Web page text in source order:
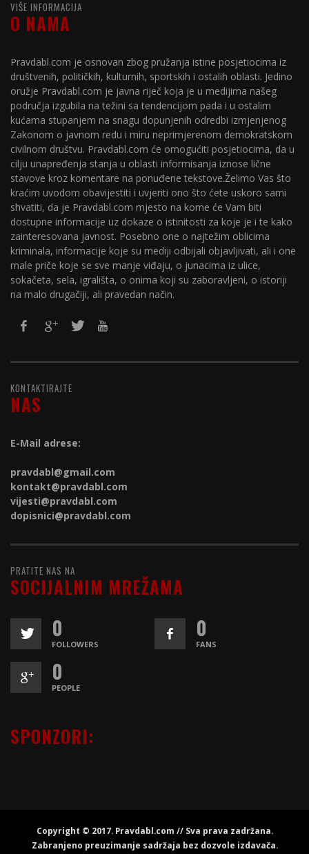
VIŠE INFORMACIJA
O NAMA
Pravdabl.com je osnovan zbog pružanja istine posjetiocima iz
društvenih, političkih, kulturnih, sportskih i ostalih oblasti. Jedino
oružje Pravdabl.com je javna riječ koja je u medijima našeg
područja izgubila na težini sa tendencijom pada i u ostalim
kućama stupanjem na snagu dopunjenih odredbi izmjenjenog
Zakonom o javnom redu i miru neprimjerenom demokratskom
civilnom društvu. Pravdabl.com će omogućiti posjetiocima, da u
cilju unapređenja stanja u oblasti informisanja iznose lične
stavove kroz komentare na ponuđene tekstove.Želimo Vas što
kraćim uvodom obavijestiti i uvjeriti ono što ćete uskoro sami
shvatiti, da je Pravdabl.com mjesto na kome će Vam biti
dostupne informacije uz dokaze o istinitosti za koje je i te kako
zainteresovana javnost. Posebno one o najtežim oblicima
kriminala, informacije koje su mediji odbijali objavljivati, ali i one
male priče koje se sve manje viđaju, o junacima iz ulice,
sokačeta, sela, igrališta, o onima koji su zaboravljeni, o istoriji
na malo drugačiji, ali pravedan način.
KONTAKTIRAJTE
NAS
E-Mail adrese:
pravdabl@gmail.com
kontakt@pravdabl.com
vijesti@pravdabl.com
dopisnici@pravdabl.com
PRATITE NAS NA
SOCIJALNIM MREŽAMA
0
FOLLOWERS
0
FANS
0
PEOPLE
SPONZORI:
Copyright © 2017. Pravdabl.com // Sva prava zadržana.
Zabranjeno preuzimanje sadržaja bez dozvole izdavača.